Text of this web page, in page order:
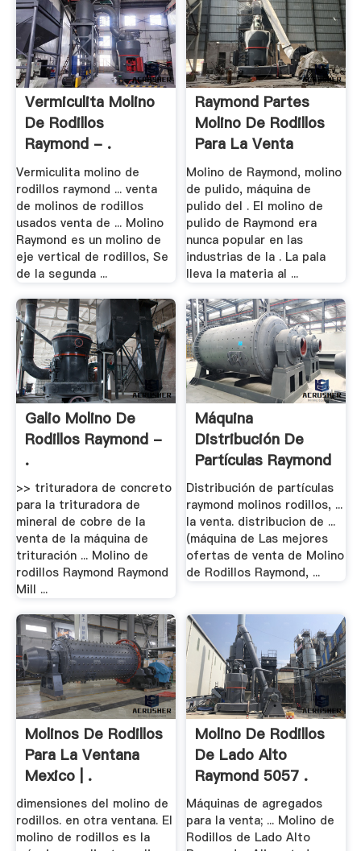
Vermiculita Molino
De Rodillos
Raymond - .
Vermiculita molino de
rodillos raymond ... venta
de molinos de rodillos
usados venta de ... Molino
Raymond es un molino de
eje vertical de rodillos, Se
de la segunda ...
Raymond Partes
Molino De Rodillos
Para La Venta
Molino de Raymond, molino
de pulido, máquina de
pulido del . El molino de
pulido de Raymond era
nunca popular en las
industrias de la . La pala
lleva la materia al ...
Galio Molino De
Rodillos Raymond -
.
>> trituradora de concreto
para la trituradora de
mineral de cobre de la
venta de la máquina de
trituración ... Molino de
rodillos Raymond Raymond
Mill ...
Máquina
Distribución De
Partículas Raymond
.
Distribución de partículas
raymond molinos rodillos, ...
la venta. distribucion de ...
(máquina de Las mejores
ofertas de venta de Molino
de Rodillos Raymond, ...
Molinos De Rodillos
Para La Ventana
Mexico | .
dimensiones del molino de
rodillos. en otra ventana. El
molino de rodillos es la
Molino De Rodillos
De Lado Alto
Raymond 5057 .
Máquinas de agregados
para la venta; ... Molino de
Rodillos de Lado Alto